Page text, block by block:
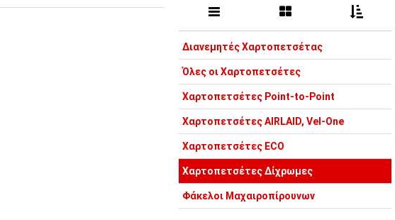
Διανεμητές Χαρτοπετσέτας
Όλες οι Χαρτοπετσέτες
Χαρτοπετσέτες Point-to-Point
Χαρτοπετσέτες AIRLAID, Vel-One
Χαρτοπετσέτες ECO
Χαρτοπετσέτες Δίχρωμες
Φάκελοι Μαχαιροπίρουνων